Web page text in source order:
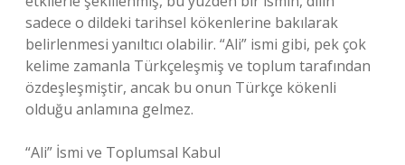
sadece o dildeki tarihsel kökenlerine bakılarak
belirlenmesi yanıltıcı olabilir. “Ali” ismi gibi, pek çok
kelime zamanla Türkçeleşmiş ve toplum tarafından
özdeşleşmiştir, ancak bu onun Türkçe kökenli
olduğu anlamına gelmez.
“Ali” İsmi ve Toplumsal Kabul